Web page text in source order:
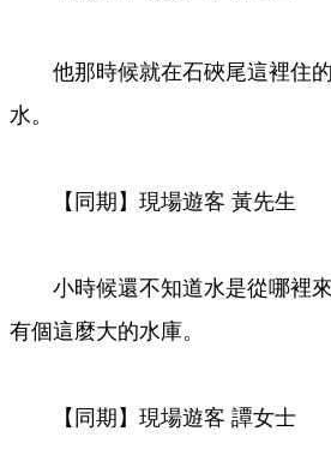
他那時候就在石硤尾這裡住的
水。
【同期】現場遊客 黃先生
小時候還不知道水是從哪裡來
有個這麼大的水庫。
【同期】現場遊客 譚女士